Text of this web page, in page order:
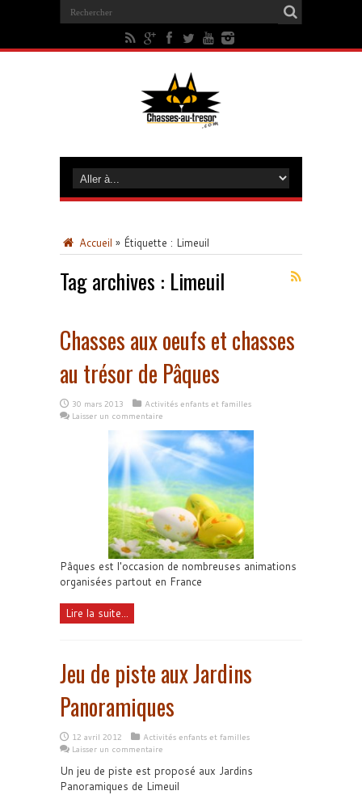
Accueil » Étiquette : Limeuil
Tag archives : Limeuil
Chasses aux oeufs et chasses
au trésor de Pâques
30 mars 2013
Activités enfants et familles
Laisser un commentaire
Pâques est l'occasion de nombreuses animations
organisées partout en France
Lire la suite...
Jeu de piste aux Jardins
Panoramiques
12 avril 2012
Activités enfants et familles
Laisser un commentaire
Un jeu de piste est proposé aux Jardins
Panoramiques de Limeuil